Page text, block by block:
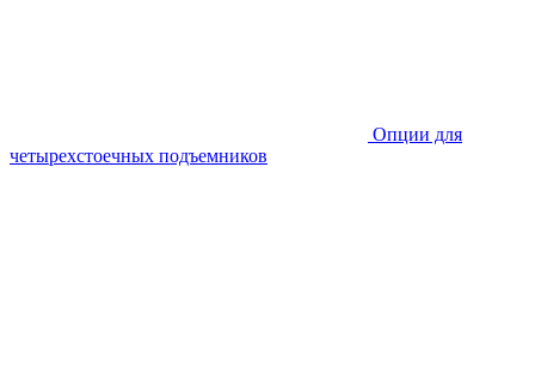
Опции для
четырехстоечных подъемников